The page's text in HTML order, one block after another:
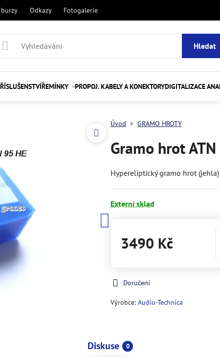
burzy Odkazy Fotogalerie
Hledat
ŘEMÍNKY PROPOJ. KABELY A KONEKTORYDIGITALIZACE
Úvod GRAMO HROTY
Gramo hrot
Hypereliptický gramo hrot
Externí sklad
3490 Kč
Doručení
Výrobce: Audio-Technica
Diskuse 0